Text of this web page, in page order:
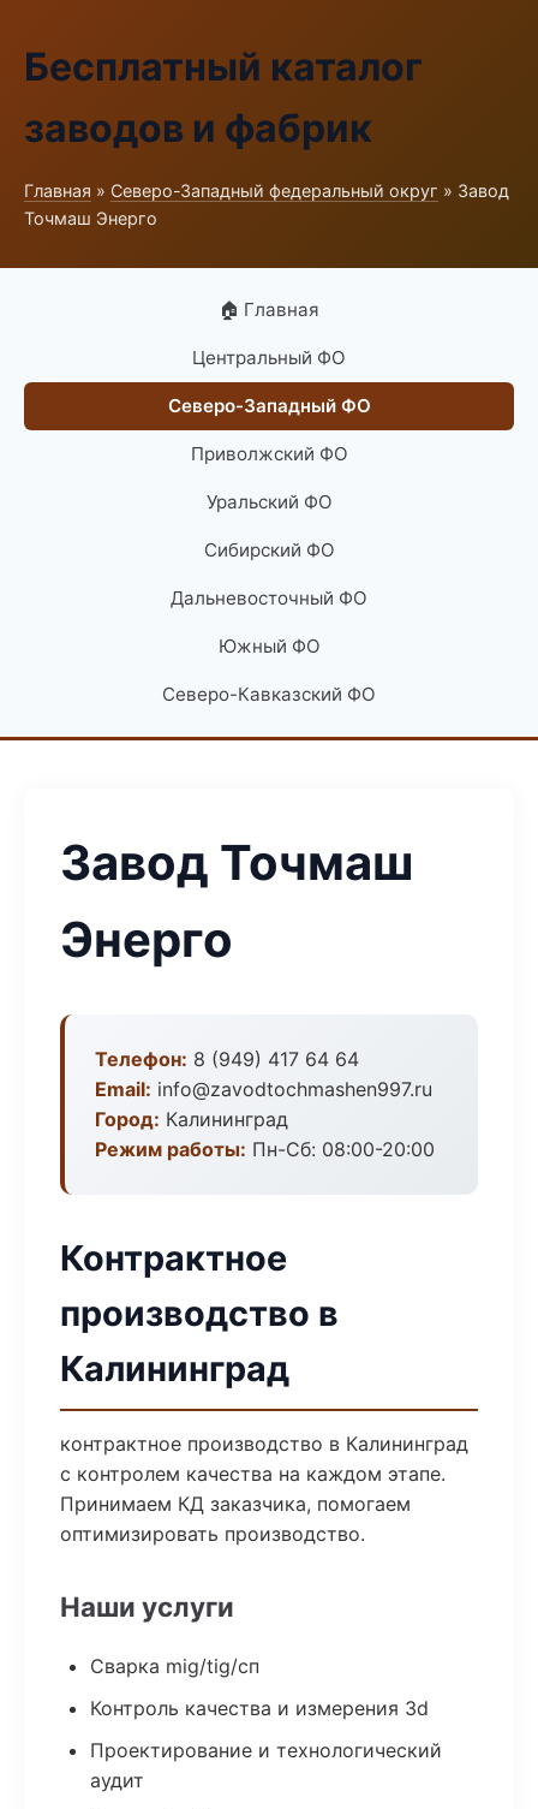
Бесплатный каталог
заводов и фабрик
Главная » Северо-Западный федеральный округ » Завод
Точмаш Энерго
🏠 Главная
Центральный ФО
Северо-Западный ФО
Приволжский ФО
Уральский ФО
Сибирский ФО
Дальневосточный ФО
Южный ФО
Северо-Кавказский ФО
Завод Точмаш
Энерго
Телефон: 8 (949) 417 64 64
Email: info@zavodtochmashen997.ru
Город: Калининград
Режим работы: Пн-Сб: 08:00-20:00
Контрактное
производство в
Калининград
контрактное производство в Калининград
с контролем качества на каждом этапе.
Принимаем КД заказчика, помогаем
оптимизировать производство.
Наши услуги
Сварка mig/tig/сп
Контроль качества и измерения 3d
Проектирование и технологический
аудит